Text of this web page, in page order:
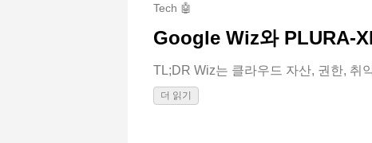
Tech 🤖
Google Wiz와 PLURA-
TL;DR Wiz는 클라우드 자산, 권한, 취
더 읽기